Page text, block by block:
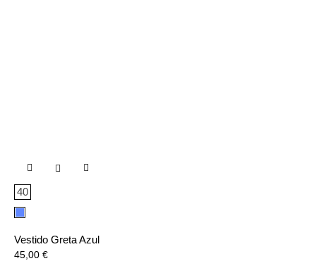

40
Azul
Vestido Greta Azul
Precio
45,00 €